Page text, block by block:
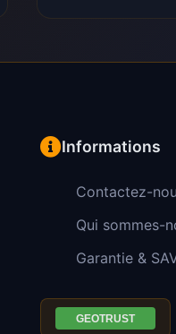
Informations
Contactez-
Qui sommes-
Garantie &